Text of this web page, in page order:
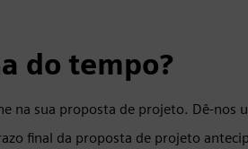
do tempo?
na sua proposta de projeto. Dê-nos
final da proposta de projeto